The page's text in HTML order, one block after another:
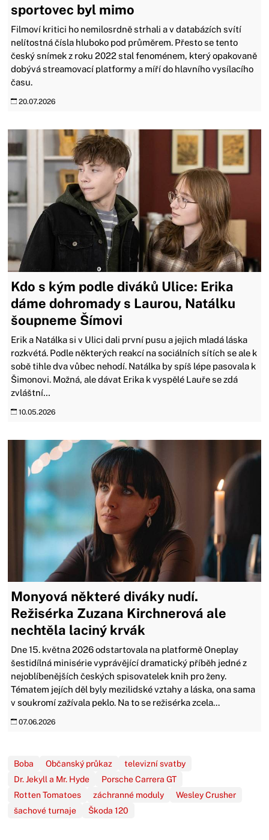
sportovec byl mimo
Filmoví kritici ho nemilosrdně strhali a v databázích svítí
nelítostná čísla hluboko pod průměrem. Přesto se tento
český snímek z roku 2022 stal fenoménem, který opakovaně
dobývá streamovací platformy a míří do hlavního vysílacího
času.
20.07.2026
Kdo s kým podle diváků Ulice: Erika
dáme dohromady s Laurou, Natálku
šoupneme Šímovi
Erik a Natálka si v Ulici dali první pusu a jejich mladá láska
rozkvétá. Podle některých reakcí na sociálních sítích se ale k
sobě tihle dva vůbec nehodí. Natálka by spíš lépe pasovala k
Šimonovi. Možná, ale dávat Erika k vyspělé Lauře se zdá
zvláštní…
10.05.2026
Monyová některé diváky nudí.
Režisérka Zuzana Kirchnerová ale
nechtěla laciný krvák
Dne 15. května 2026 odstartovala na platformě Oneplay
šestidílná minisérie vyprávějící dramatický příběh jedné z
nejoblíbenějších českých spisovatelek knih pro ženy.
Tématem jejích děl byly mezilidské vztahy a láska, ona sama
v soukromí zažívala peklo. Na to se režisérka zcela...
07.06.2026
Boba Občanský průkaz
televizní svatby
Dr. Jekyll a Mr. Hyde
Porsche Carrera GT
Rotten Tomatoes
záchranné moduly
Wesley Crusher
šachové turnaje
Škoda 120